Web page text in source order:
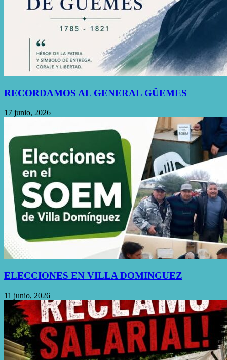
RECORDAMOS AL GENERAL GÜEMES
17 junio, 2026
ELECCIONES EN VILLA DOMINGUEZ
11 junio, 2026